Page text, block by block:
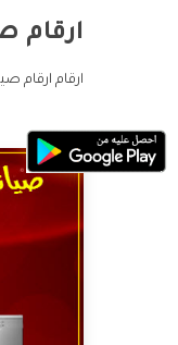
ارقام
ارقام ارقام